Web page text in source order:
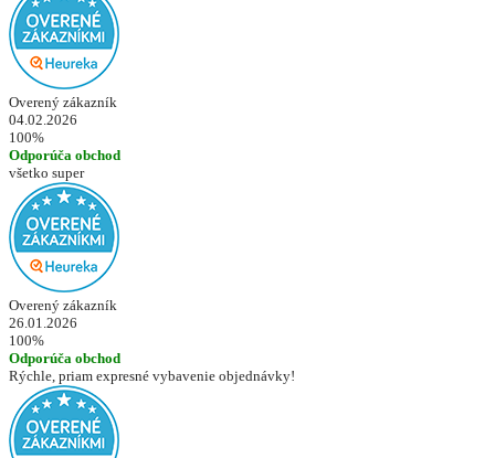
Overený zákazník
04.02.2026
100%
Odporúča obchod
všetko super
Overený zákazník
26.01.2026
100%
Odporúča obchod
Rýchle, priam expresné vybavenie objednávky!